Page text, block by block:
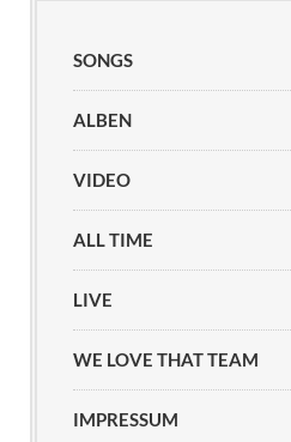
SONGS
ALBEN
VIDEO
ALL TIME
LIVE
WE LOVE THAT TEAM
IMPRESSUM